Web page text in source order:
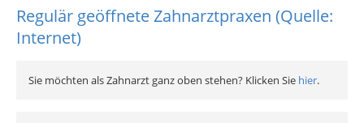
Regulär geöffnete Zahnarztpraxen (Quelle:
Internet)
Sie möchten als Zahnarzt ganz oben stehen? Klicken Sie hier.